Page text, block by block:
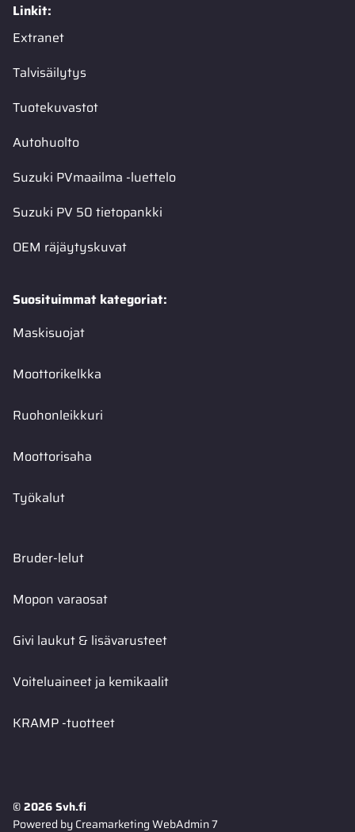
Linkit:
Extranet
Talvisäilytys
Tuotekuvastot
Autohuolto
Suzuki PVmaailma -luettelo
Suzuki PV 50 tietopankki
OEM räjäytyskuvat
Suosituimmat kategoriat:
Maskisuojat
Moottorikelkka
Ruohonleikkuri
Moottorisaha
Työkalut
Bruder-lelut
Mopon varaosat
Givi laukut & lisävarusteet
Voiteluaineet ja kemikaalit
KRAMP -tuotteet
© 2026 Svh.fi
Powered byCreamarketing WebAdmin 7